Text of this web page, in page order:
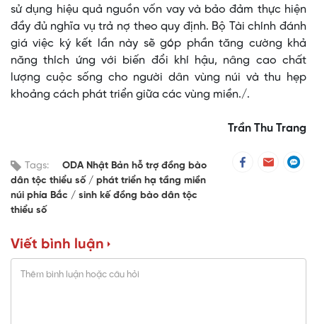
sử dụng hiệu quả nguồn vốn vay và bảo đảm thực hiện
đầy đủ nghĩa vụ trả nợ theo quy định. Bộ Tài chính đánh
giá việc ký kết lần này sẽ góp phần tăng cường khả
năng thích ứng với biến đổi khí hậu, nâng cao chất
lượng cuộc sống cho người dân vùng núi và thu hẹp
khoảng cách phát triển giữa các vùng miền./.
Trần Thu Trang
Tags:
ODA Nhật Bản hỗ trợ đồng bào
dân tộc thiểu số
phát triển hạ tầng miền
núi phía Bắc
sinh kế đồng bào dân tộc
thiểu số
Viết bình luận